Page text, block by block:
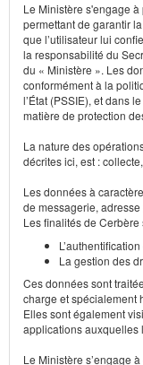
Le Ministère s'engage
permettant de garantir
que l’utilisateur lui
la responsabilité du
du « Ministère ». Les
conformément à la
l’État (PSSIE), et dans
matière de protection
La nature des
décrites ici, est :
Les données à
de messagerie,
Les finalités de Cerbère
La gestion des
Ces données sont
charge et spécialement
Elles sont également
applications auxquelles
Le Ministère s’engage